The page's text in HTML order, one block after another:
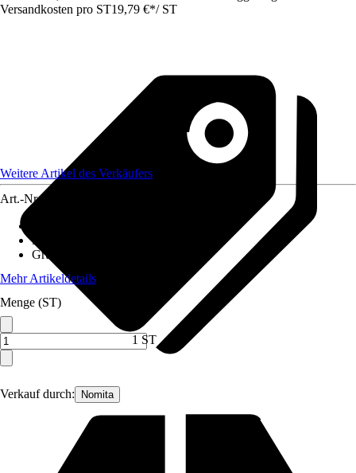
Versandkosten pro ST19,79 €*/ ST
Verkauf durch: Nomita
Weitere Artikel des Verkäufers
Art.-Nr.
Material
Grundfarbe
Mehr Artikeldetails
Menge (ST)
1 ST